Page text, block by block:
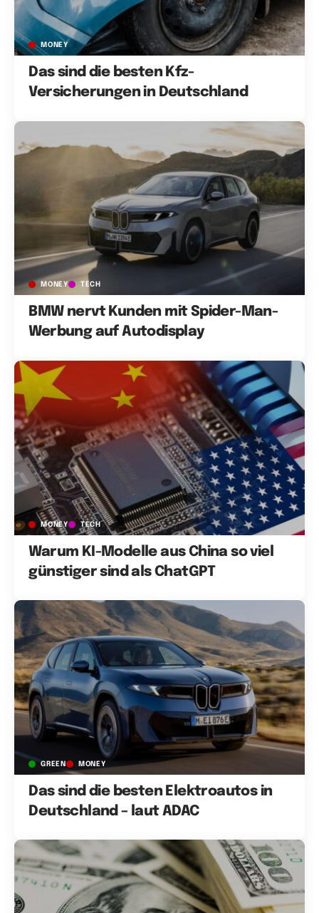
MONEY
Das sind die besten Kfz-
Versicherungen in Deutschland
MONEY TECH
BMW nervt Kunden mit Spider-Man-
Werbung auf Autodisplay
MONEY TECH
Warum KI-Modelle aus China so viel
günstiger sind als ChatGPT
GREEN MONEY
Das sind die besten Elektroautos in
Deutschland – laut ADAC